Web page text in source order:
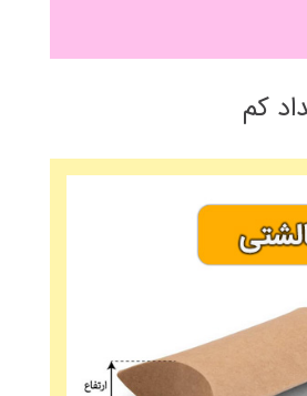
کم